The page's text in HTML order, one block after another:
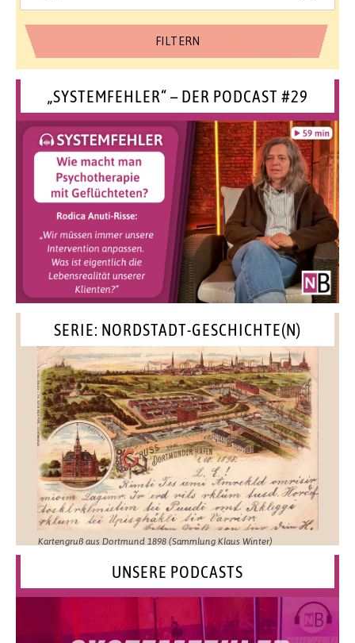
„SYSTEMFEHLER“ – DER PODCAST #29
SERIE: NORDSTADT-GESCHICHTE(N)
Kartengruß aus Dortmund 1898 (Sammlung Klaus Winter)
UNSERE PODCASTS